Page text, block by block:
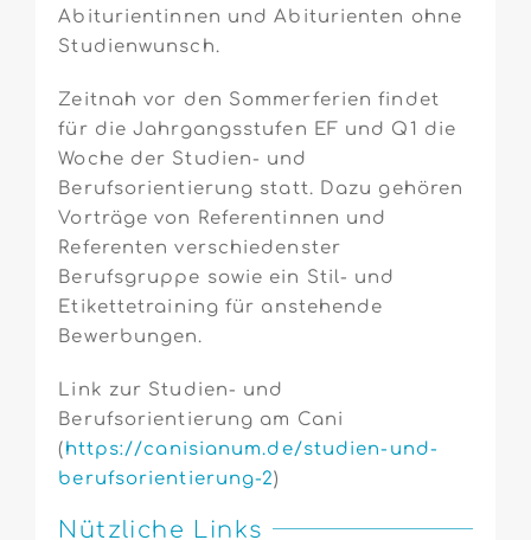
Abiturientinnen und Abiturienten ohne
Studienwunsch.
Zeitnah vor den Sommerferien findet
für die Jahrgangsstufen EF und Q1 die
Woche der Studien- und
Berufsorientierung statt. Dazu gehören
Vorträge von Referentinnen und
Referenten verschiedenster
Berufsgruppe sowie ein Stil- und
Etikettetraining für anstehende
Bewerbungen.
Link zur Studien- und
Berufsorientierung am Cani
(https://canisianum.de/studien-und-
berufsorientierung-2)
Nützliche Links